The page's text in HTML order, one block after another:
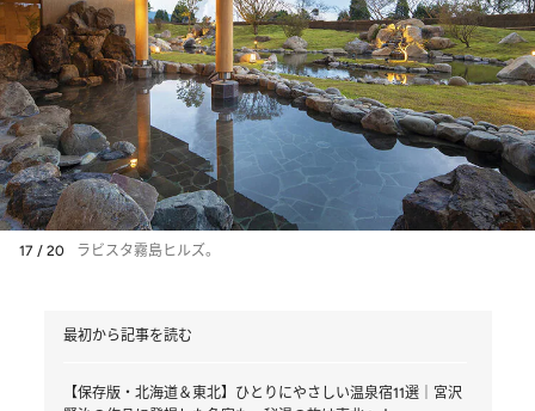
17 / 20 ラビスタ霧島ヒルズ。
最初から記事を読む
【保存版・北海道＆東北】ひとりにやさしい温泉宿11選｜宮沢